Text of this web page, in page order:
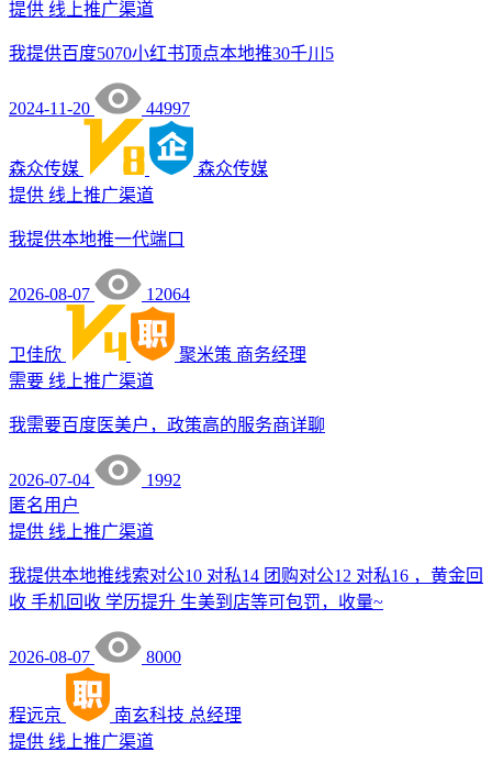
提供 线上推广渠道
我提供百度5070小红书顶点本地推30千川5
2024-11-20 44997
森众传媒
森众传媒
提供 线上推广渠道
我提供本地推一代端口
2026-08-07 12064
卫佳欣 聚米策 商务经理
需要 线上推广渠道
我需要百度医美户，政策高的服务商详聊
2026-07-04
1992
匿名用户
提供 线上推广渠道
我提供本地推线索对公10 对私14 团购对公12 对私16 ，黄金回
收 手机回收 学历提升 生美到店等可包罚，收量~
2026-08-07 8000
程远京 南玄科技 总经理
提供 线上推广渠道